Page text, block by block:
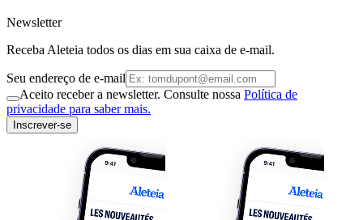
Newsletter
Receba Aleteia todos os dias em sua caixa de e-mail.
Seu endereço de e-mail
Aceito receber a newsletter. Consulte nossa Política de
privacidade para saber mais.
Inscrever-se